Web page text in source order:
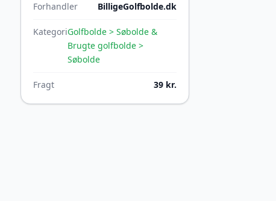
Forhandler BilligeGolfbolde.dk
KategoriGolfbolde > Søbolde &
Brugte golfbolde >
Søbolde
Fragt 39 kr.